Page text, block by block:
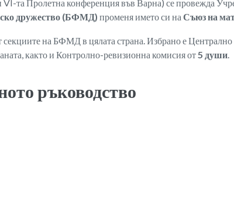
VI-та Пролетна конференция във Варна) се провежда
дружество (БФМД) променя името си на Съюз на
секциите на БФМД в цялата страна. Избрано е Централно
както и Контролно-ревизионна комисия от5 души.
ръководство